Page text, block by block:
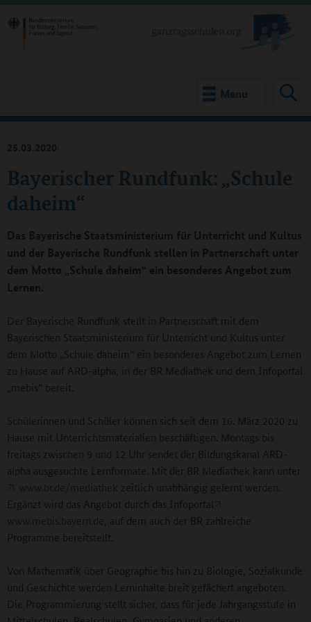
Menu
Bayerischer Rundfunk: „Schule
daheim“
25.03.2020
Das Bayerische Staatsministerium für Unterricht und Kultus
und der Bayerische Rundfunk stellen in Partnerschaft unter
dem Motto „Schule daheim“ ein besonderes Angebot zum
Lernen.
Der Bayerische Rundfunk stellt in Partnerschaft mit dem
Bayerischen Staatsministerium für Unterricht und Kultus unter
dem Motto „Schule daheim“ ein besonderes Angebot zum Lernen
zu Hause auf ARD-alpha, in der BR Mediathek und dem Infoportal
„mebis“ bereit.
Schülerinnen und Schüler können sich seit dem 16. März 2020 zu
Hause mit Unterrichtsmaterialien beschäftigen. Montags bis
freitags zwischen 9 und 12 Uhr sendet der Bildungskanal ARD-
alpha ausgesuchte Lernformate. Mit der BR Mediathek kann unter
www.br.de/mediathek zeitlich unabhängig gelernt werden.
Ergänzt wird das Angebot durch das Infoportal
www.mebis.bayern.de , auf dem auch der BR zahlreiche
Programme bereitstellt.
Von Mathematik über Geographie bis hin zu Biologie, Sozialkunde
und Geschichte werden Lerninhalte breit gefächert angeboten.
Die Programmierung stellt sicher, dass für jede Jahrgangsstufe in